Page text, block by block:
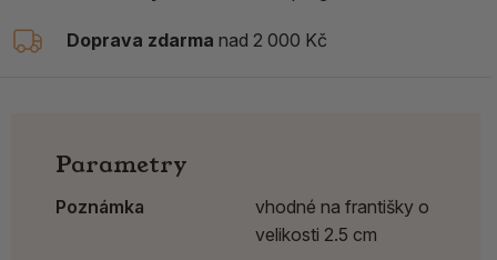
Doprava zdarma nad 2 000 Kč
Parametry
Poznámka
vhodné na františky o
velikosti 2.5 cm